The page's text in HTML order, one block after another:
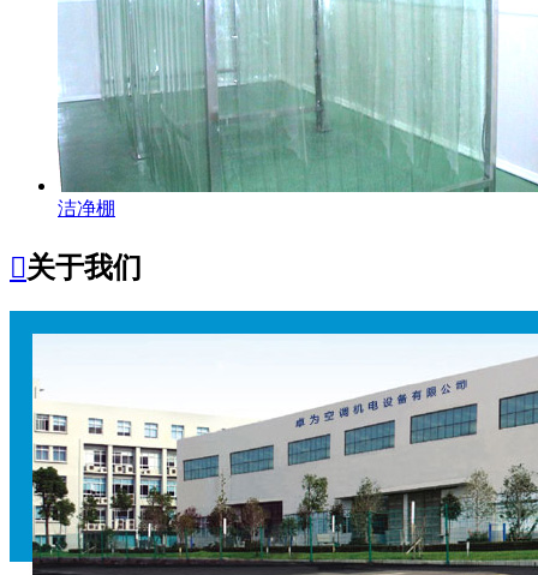
洁净棚
关于我们